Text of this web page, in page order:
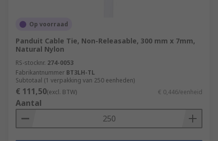
Op voorraad
Panduit Cable Tie, Non-Releasable, 300 mm x 7mm,
Natural Nylon
RS-stocknr. 274-0053
Fabrikantnummer BT3LH-TL
Subtotaal (1 verpakking van 250 eenheden)
€ 111,50(excl. BTW) € 0,446/eenheid
Aantal